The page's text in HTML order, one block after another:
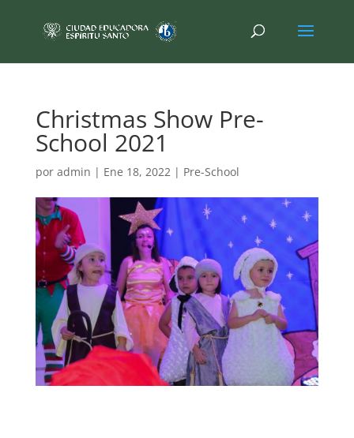
Christmas Show Pre-
School 2021
por admin | Ene 18, 2022| Pre-School